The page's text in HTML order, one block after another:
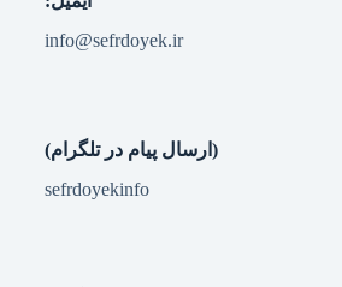
info@sefrdoyek.ir
(ارسال پیام در تلگرام)
sefrdoyekinfo